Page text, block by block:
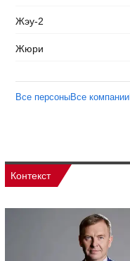
Жэу-2
Жюри
Все персоныВсе компании
Контекст